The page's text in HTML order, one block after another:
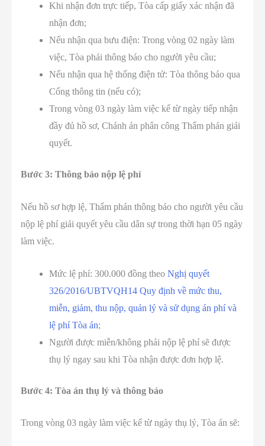
Khi nhận đơn trực tiếp, Tòa cấp giấy xác nhận đã
nhận đơn;
Nếu nhận qua bưu điện: Trong vòng 02 ngày làm
việc, Tòa phải thông báo cho người yêu cầu;
Nếu nhận qua hệ thống điện tử: Tòa thông báo qua
Cổng thông tin (nếu có);
Trong vòng 03 ngày làm việc kể từ ngày tiếp nhận
đầy đủ hồ sơ, Chánh án phân công Thẩm phán giải
quyết.
Bước 3: Thông báo nộp lệ phí
Nếu hồ sơ hợp lệ, Thẩm phán thông báo cho người yêu cầu
nộp lệ phí giải quyết yêu cầu dân sự trong thời hạn 05 ngày
làm việc.
Mức lệ phí: 300.000 đồng theo Nghị quyết
326/2016/UBTVQH14 Quy định về mức thu,
miễn, giảm, thu nộp, quản lý và sử dụng án phí và
lệ phí Tòa án;
Người được miễn/không phải nộp lệ phí sẽ được
thụ lý ngay sau khi Tòa nhận được đơn hợp lệ.
Bước 4: Tòa án thụ lý và thông báo
Trong vòng 03 ngày làm việc kể từ ngày thụ lý, Tòa án sẽ: